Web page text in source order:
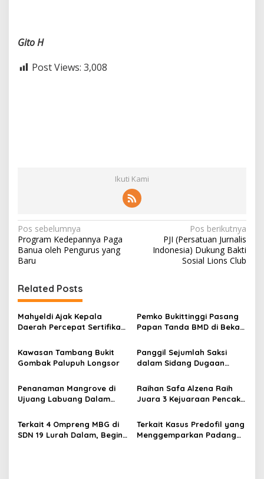
Gito H
Post Views: 3,008
Ikuti Kami
N
a
v
i
g
a
s
i
p
s
Pos sebelumnya
Program Kedepannya Paga
Banua oleh Pengurus yang
Baru
Pos berikutnya
PJI (Persatuan Jurnalis
Indonesia) Dukung Bakti
Sosial Lions Club
Related Posts
Mahyeldi Ajak Kepala
Daerah Percepat Sertifikasi
Pusat Ekosistem Halal
Nasional
Pemko Bukittinggi Pasang
Papan Tanda BMD di Bekas
Kawasan Tambang Bukit
Gombak Palupuh Longsor
Panggil Sejumlah Saksi
dalam Sidang Dugaan
Terdakwa Haji DS
Penanaman Mangrove di
Ujuang Labuang Dalam
Sedunia
Raihan Safa Alzena Raih
Juara 3 Kejuaraan Pencak
Sumatera Barat
Terkait 4 Ompreng MBG di
SDN 19 Lurah Dalam, Begini
Terkait Kasus Predofil yang
Menggemparkan Padang